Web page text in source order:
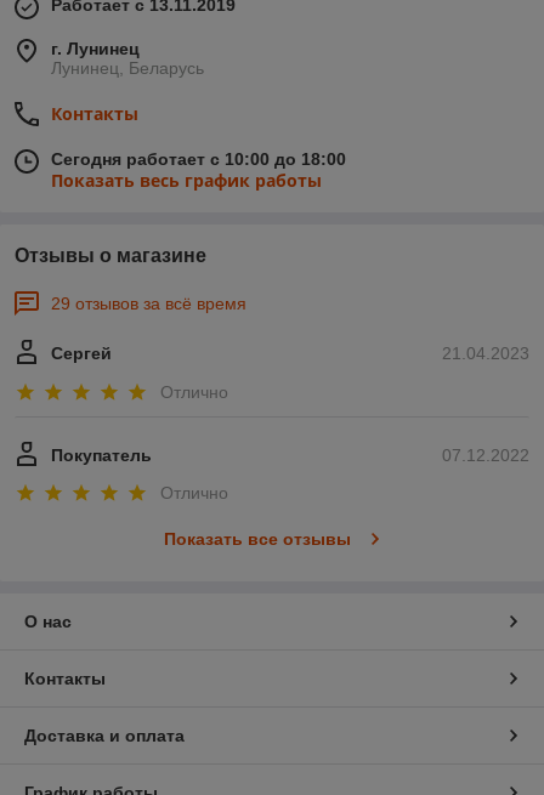
Работает с 13.11.2019
г. Лунинец
Лунинец, Беларусь
Контакты
Сегодня работает с 10:00 до 18:00
Показать весь график работы
Отзывы о магазине
29 отзывов за всё время
21.04.2023
Сергей
Отлично
07.12.2022
Покупатель
Отлично
Показать все отзывы
О нас
Контакты
Доставка и оплата